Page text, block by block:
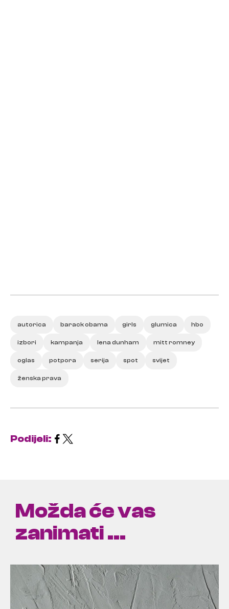
autorica barack obama girls glumica hbo
izbori kampanja lena dunham mitt romney
oglas potpora serija spot svijet
ženska prava
Podijeli:
Možda će vas
zanimati ...